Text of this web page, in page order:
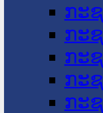
ກະ
ກະ
ກະ
ກະ
ກະ